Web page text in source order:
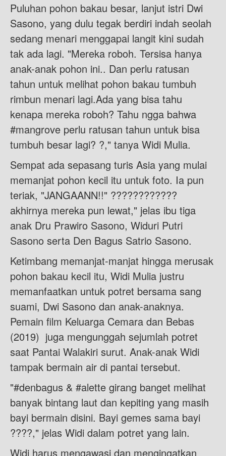
Puluhan pohon bakau besar, lanjut istri Dwi
Sasono, yang dulu tegak berdiri indah seolah
sedang menari menggapai langit kini sudah
tak ada lagi. "Mereka roboh. Tersisa hanya
anak-anak pohon ini.. Dan perlu ratusan
tahun untuk melihat pohon bakau tumbuh
rimbun menari lagi.Ada yang bisa tahu
kenapa mereka roboh? Tahu ngga bahwa
#mangrove perlu ratusan tahun untuk bisa
tumbuh besar lagi? ?," tanya Widi Mulia.
Sempat ada sepasang turis Asia yang mulai
memanjat pohon kecil itu untuk foto. Ia pun
teriak, "JANGAANN!!" ????????????
akhirnya mereka pun lewat," jelas ibu tiga
anak Dru Prawiro Sasono, Widuri Putri
Sasono serta Den Bagus Satrio Sasono.
Ketimbang memanjat-manjat hingga merusak
pohon bakau kecil itu, Widi Mulia justru
memanfaatkan untuk potret bersama sang
suami, Dwi Sasono dan anak-anaknya.
Pemain film Keluarga Cemara dan Bebas
(2019) juga mengunggah sejumlah potret
saat Pantai Walakiri surut. Anak-anak Widi
tampak bermain air di pantai tersebut.
"#denbagus & #alette girang banget melihat
banyak bintang laut dan kepiting yang masih
bayi bermain disini. Bayi gemes sama bayi
????," jelas Widi dalam potret yang lain.
Widi harus mengawasi dan mengingatkan